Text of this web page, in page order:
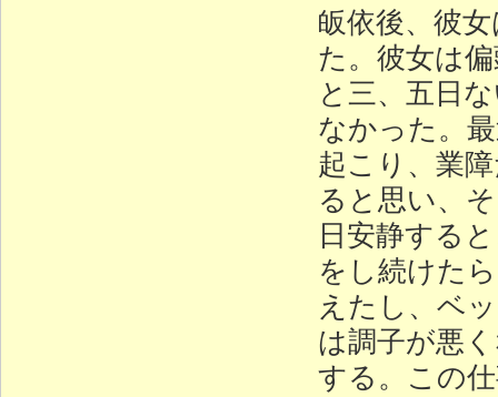
皈依後、彼
た。彼女は
と三、五日
なかった。
起こり、業
ると思い、
日安静する
をし続けた
えたし、ベ
は調子が悪
する。この